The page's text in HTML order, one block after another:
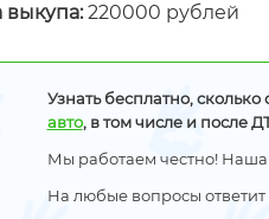
220000 рублей
Узнать бесплатно,
авто, в том числе и после
Мы работаем честно! Наша
На любые вопросы